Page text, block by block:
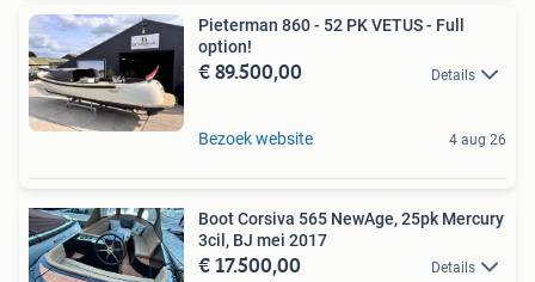
Pieterman 860 - 52 PK VETUS - Full
option!
€ 89.500,00 Details
Bezoek website 4 aug 26
Boot Corsiva 565 NewAge, 25pk Mercury
3cil, BJ mei 2017
€ 17.500,00 Details